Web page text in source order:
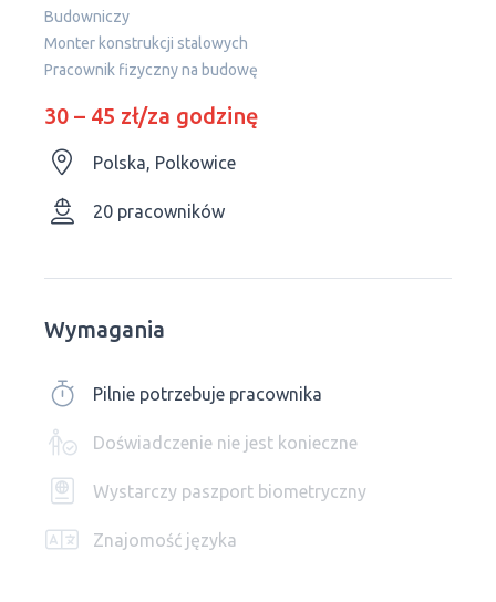
Budowniczy
Monter konstrukcji stalowych
Pracownik fizyczny na budowę
30 – 45 zł/za godzinę
Polska, Polkowice
20 pracowników
Wymagania
Pilnie potrzebuje pracownika
Doświadczenie nie jest konieczne
Wystarczy paszport biometryczny
Znajomość języka